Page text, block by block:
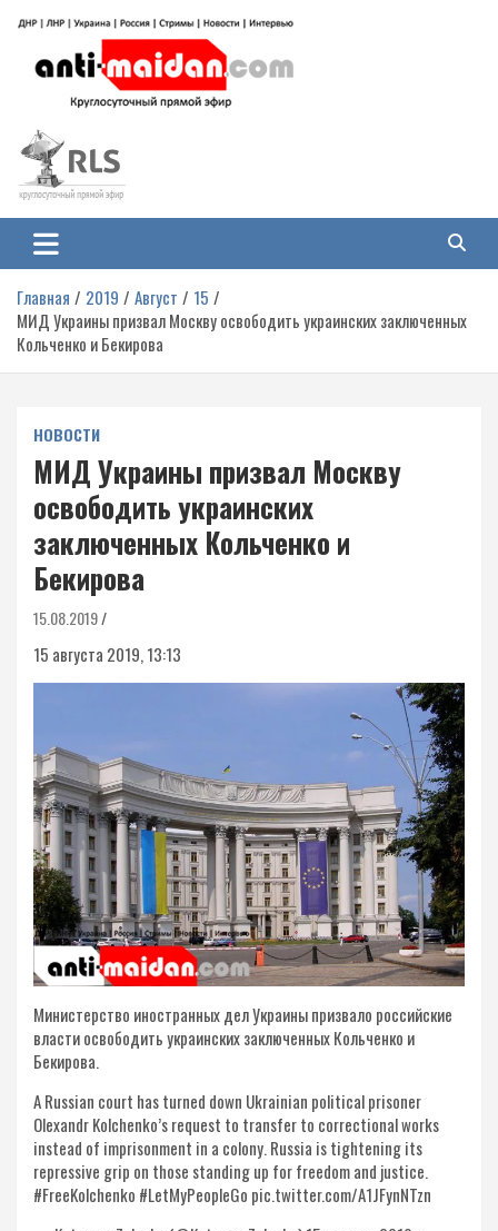
содержимому
Антимайдан: Гражданская война
на Украине
гражданской войне на Украине, включая события в Новороссии, ДНР,
ЛНР и других регионах.
Главная 2019 Август
15
МИД Украины призвал Москву освободить украинских заключенных
Кольченко и Бекирова
НОВОСТИ
МИД Украины призвал Москву
освободить украинских
заключенных Кольченко и
Бекирова
15.08.2019
15 августа 2019, 13:13
Министерство иностранных дел Украины призвало российские
власти освободить украинских заключенных Кольченко и
Бекирова.
A Russian court has turned down Ukrainian political prisoner
Olexandr Kolchenko’s request to transfer to correctional works
instead of imprisonment in a colony. Russia is tightening its
repressive grip on those standing up for freedom and justice.
#FreeKolchenko #LetMyPeopleGo pic.twitter.com/A1JFynNTzn